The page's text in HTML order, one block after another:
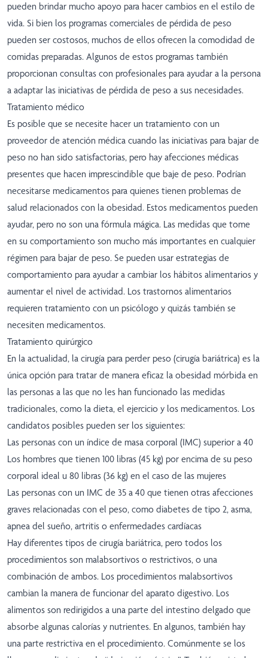
pueden brindar mucho apoyo para hacer cambios en el estilo de
vida. Si bien los programas comerciales de pérdida de peso
pueden ser costosos, muchos de ellos ofrecen la comodidad de
comidas preparadas. Algunos de estos programas también
proporcionan consultas con profesionales para ayudar a la persona
a adaptar las iniciativas de pérdida de peso a sus necesidades.
Tratamiento médico
Es posible que se necesite hacer un tratamiento con un
proveedor de atención médica cuando las iniciativas para bajar de
peso no han sido satisfactorias, pero hay afecciones médicas
presentes que hacen imprescindible que baje de peso. Podrían
necesitarse medicamentos para quienes tienen problemas de
salud relacionados con la obesidad. Estos medicamentos pueden
ayudar, pero no son una fórmula mágica. Las medidas que tome
en su comportamiento son mucho más importantes en cualquier
régimen para bajar de peso. Se pueden usar estrategias de
comportamiento para ayudar a cambiar los hábitos alimentarios y
aumentar el nivel de actividad. Los trastornos alimentarios
requieren tratamiento con un psicólogo y quizás también se
necesiten medicamentos.
Tratamiento quirúrgico
En la actualidad, la cirugía para perder peso (cirugía bariátrica) es la
única opción para tratar de manera eficaz la obesidad mórbida en
las personas a las que no les han funcionado las medidas
tradicionales, como la dieta, el ejercicio y los medicamentos. Los
candidatos posibles pueden ser los siguientes:
Las personas con un índice de masa corporal (IMC) superior a 40
Los hombres que tienen 100 libras (45 kg) por encima de su peso
corporal ideal u 80 libras (36 kg) en el caso de las mujeres
Las personas con un IMC de 35 a 40 que tienen otras afecciones
graves relacionadas con el peso, como diabetes de tipo 2, asma,
apnea del sueño, artritis o enfermedades cardíacas
Hay diferentes tipos de cirugía bariátrica, pero todos los
procedimientos son malabsortivos o restrictivos, o una
combinación de ambos. Los procedimientos malabsortivos
cambian la manera de funcionar del aparato digestivo. Los
alimentos son redirigidos a una parte del intestino delgado que
absorbe algunas calorías y nutrientes. En algunos, también hay
una parte restrictiva en el procedimiento. Comúnmente se los